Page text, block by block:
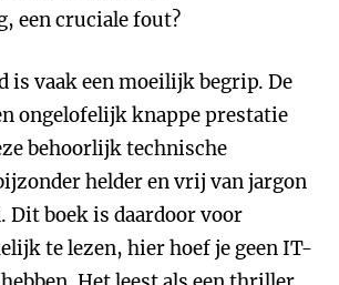
een cruciale fout?
is vaak een moeilijk begrip. De
ongelofelijk knappe prestatie
behoorlijk technische
helder en vrij van jargon
Dit boek is daardoor voor
te lezen, hier hoef je geen IT-